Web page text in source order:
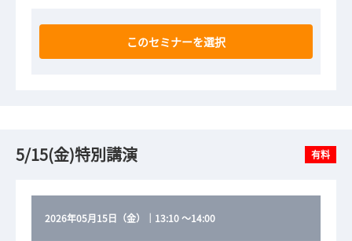
このセミナーを選択
5/15(金)特別講演 有料
2026年05月15日（金） ｜ 13:10～14:00